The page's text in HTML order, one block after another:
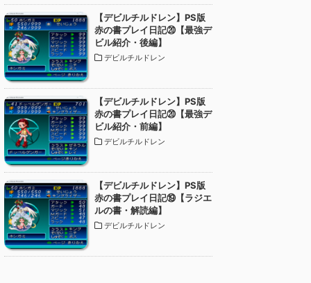
【デビルチルドレン】PS版
赤の書プレイ日記⑳【最強デ
ビル紹介・後編】
デビルチルドレン
【デビルチルドレン】PS版
赤の書プレイ日記⑳【最強デ
ビル紹介・前編】
デビルチルドレン
【デビルチルドレン】PS版
赤の書プレイ日記⑲【ラジエ
ルの書・解読編】
デビルチルドレン